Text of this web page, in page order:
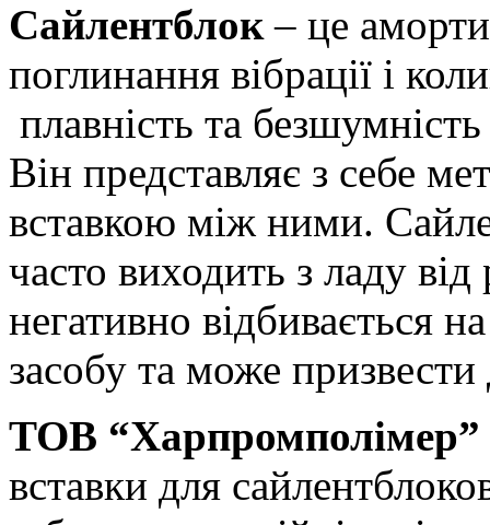
Сайлентблок– це
поглинання вібрації і
плавність та
Він представляє з себе
вставкою між ними.
часто виходить з ладу
негативно відбивається
засобу та може призвести
ТОВ “Харпромполімер”
вставки для